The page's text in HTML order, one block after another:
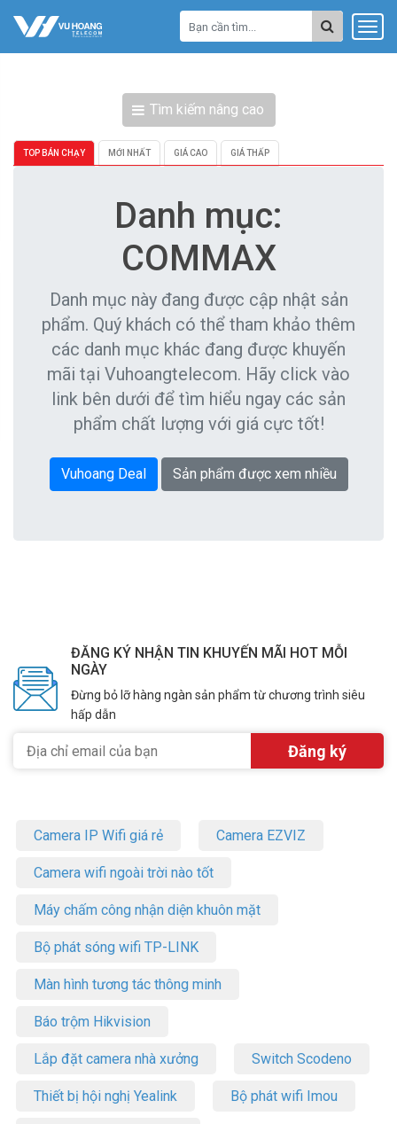
Tìm kiếm nâng cao
TOP BÁN CHẠY MỚI NHẤT GIÁ CAO GIÁ THẤP
Danh mục:
COMMAX
Danh mục này đang được cập nhật sản
phẩm. Quý khách có thể tham khảo thêm
các danh mục khác đang được khuyến
mãi tại Vuhoangtelecom. Hãy click vào
link bên dưới để tìm hiểu ngay các sản
phẩm chất lượng với giá cực tốt!
Vuhoang Deal Sản phẩm được xem nhiều
ĐĂNG KÝ NHẬN TIN KHUYẾN MÃI HOT MỖI
NGÀY
Đừng bỏ lỡ hàng ngàn sản phẩm từ chương trình siêu
hấp dẫn
Camera IP Wifi giá rẻ Camera EZVIZ
Camera wifi ngoài trời nào tốt
Máy chấm công nhận diện khuôn mặt
Bộ phát sóng wifi TP-LINK
Màn hình tương tác thông minh
Báo trộm Hikvision
Lắp đặt camera nhà xưởng Switch Scodeno
Thiết bị hội nghị Yealink Bộ phát wifi Imou